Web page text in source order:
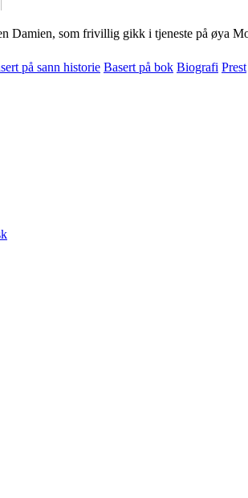
Damien, som frivillig gikk i tjeneste på øya
på sann historie Basert på bok Biografi Prest